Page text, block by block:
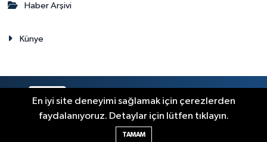
Haber Arşivi
Künye
RSS Copyright © 2023. Her hakkı saklıdır.
Haber Yazılımı:
En iyi site deneyimi sağlamak için çerezlerden
faydalanıyoruz. Detaylar için lütfen tıklayın.
TAMAM